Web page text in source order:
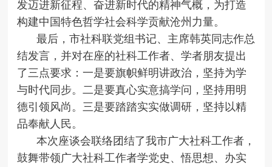
发迈进新征程、奋进新时代的精神气概，为打造
构建中国特色哲学社会科学贡献沧州力量。
最后，市社科联党组书记、主席韩英同志作总
结发言，并对在座的社科工作者、学者朋友提出
了三点要求：一是要旗帜鲜明讲政治，坚持为学
与时代同步。二是要真心实意搞学问，坚持用明
德引领风尚。三是要踏踏实实做调研，坚持以精
品奉献人民。
本次座谈会联络团结了我市广大社科工作者，
鼓舞带领广大社科工作者学党史、悟思想、办实